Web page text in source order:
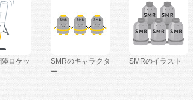
ロケッ
SMRのキャラクタ
ー
SMRのイラスト